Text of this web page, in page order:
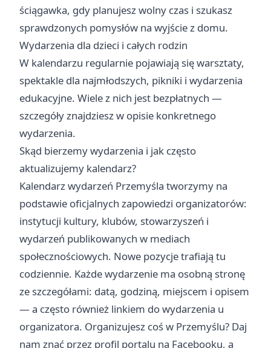
ściągawka, gdy planujesz wolny czas i szukasz
sprawdzonych pomysłów na wyjście z domu.
Wydarzenia dla dzieci i całych rodzin
W kalendarzu regularnie pojawiają się warsztaty,
spektakle dla najmłodszych, pikniki i wydarzenia
edukacyjne. Wiele z nich jest bezpłatnych —
szczegóły znajdziesz w opisie konkretnego
wydarzenia.
Skąd bierzemy wydarzenia i jak często
aktualizujemy kalendarz?
Kalendarz wydarzeń Przemyśla tworzymy na
podstawie oficjalnych zapowiedzi organizatorów:
instytucji kultury, klubów, stowarzyszeń i
wydarzeń publikowanych w mediach
społecznościowych. Nowe pozycje trafiają tu
codziennie. Każde wydarzenie ma osobną stronę
ze szczegółami: datą, godziną, miejscem i opisem
— a często również linkiem do wydarzenia u
organizatora. Organizujesz coś w Przemyślu? Daj
nam znać przez profil portalu na Facebooku, a